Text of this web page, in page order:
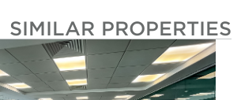
SIMILAR PROPERTIES